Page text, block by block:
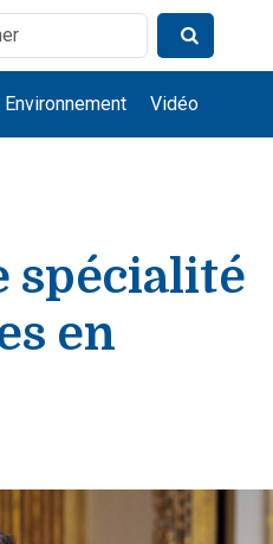
Environnement Vidéo
spécialité
en